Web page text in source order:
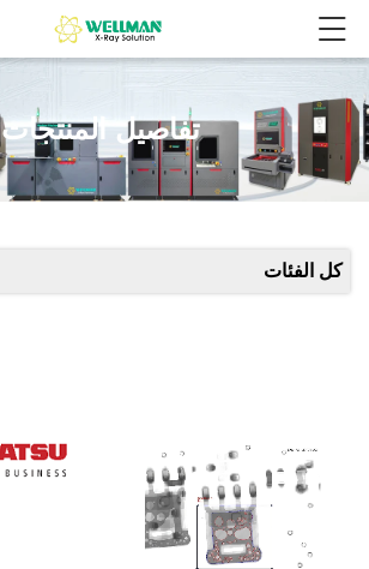
تفاصيل المنتجات
كل الفئات